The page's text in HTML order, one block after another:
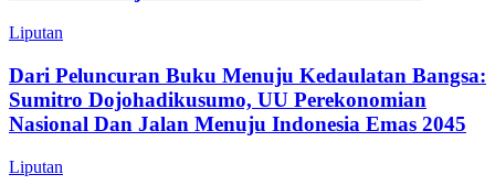
Liputan
Dari Peluncuran Buku Menuju Kedaulatan Bangsa:
Sumitro Dojohadikusumo, UU Perekonomian
Nasional Dan Jalan Menuju Indonesia Emas 2045
Liputan